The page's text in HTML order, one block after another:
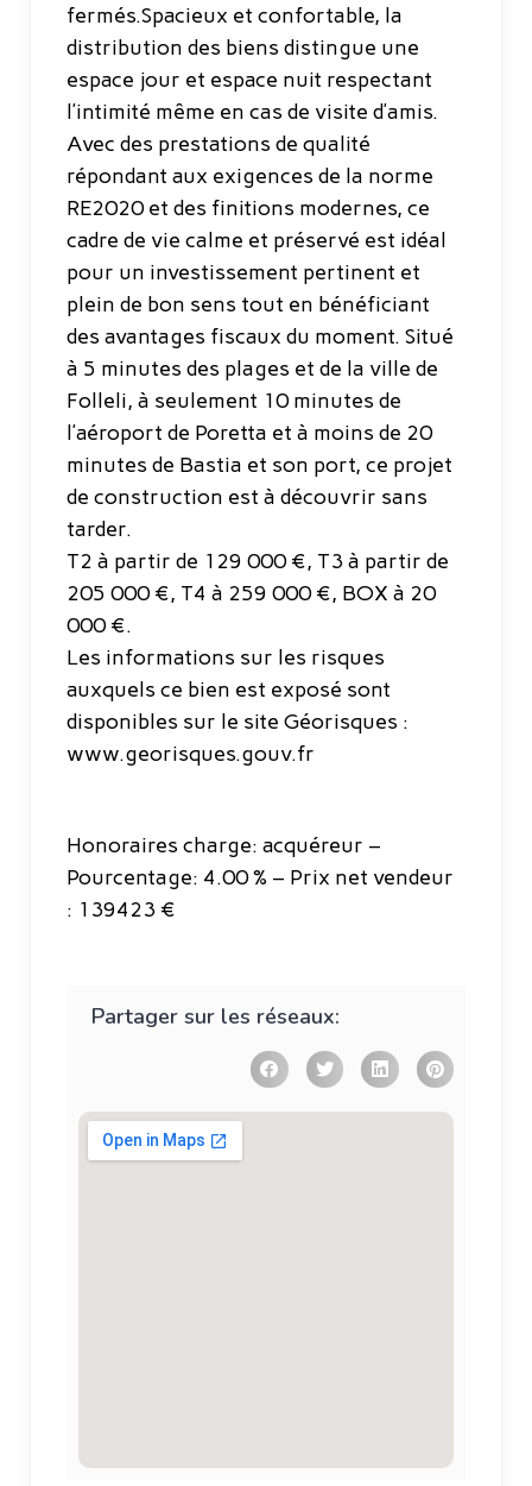
fermés.Spacieux et confortable, la
distribution des biens distingue une
espace jour et espace nuit respectant
l’intimité même en cas de visite d’amis.
Avec des prestations de qualité
répondant aux exigences de la norme
RE2020 et des finitions modernes, ce
cadre de vie calme et préservé est idéal
pour un investissement pertinent et
plein de bon sens tout en bénéficiant
des avantages fiscaux du moment. Situé
à 5 minutes des plages et de la ville de
Folleli, à seulement 10 minutes de
l’aéroport de Poretta et à moins de 20
minutes de Bastia et son port, ce projet
de construction est à découvrir sans
tarder.
T2 à partir de 129 000 €, T3 à partir de
205 000 €, T4 à 259 000 €, BOX à 20
000 €.
Les informations sur les risques
auxquels ce bien est exposé sont
disponibles sur le site Géorisques :
www.georisques.gouv.fr
Honoraires charge: acquéreur –
Pourcentage: 4.00 % – Prix net vendeur
: 139423 €
Partager sur les réseaux: